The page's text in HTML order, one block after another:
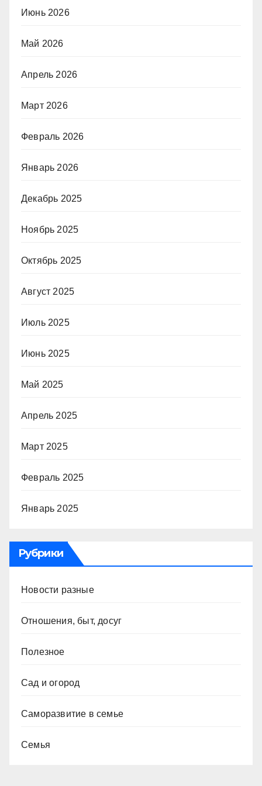
Июнь 2026
Май 2026
Апрель 2026
Март 2026
Февраль 2026
Январь 2026
Декабрь 2025
Ноябрь 2025
Октябрь 2025
Август 2025
Июль 2025
Июнь 2025
Май 2025
Апрель 2025
Март 2025
Февраль 2025
Январь 2025
Рубрики
Новости разные
Отношения, быт, досуг
Полезное
Сад и огород
Саморазвитие в семье
Семья